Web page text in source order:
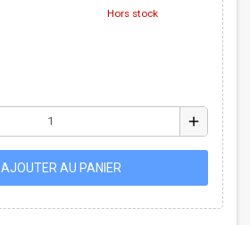
Hors stock
add
AJOUTER AU PANIER